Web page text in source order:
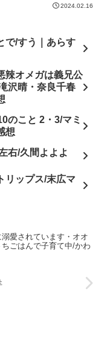
2024.02.16
で/すう｜あらす
辣オメガは義兄公
沢晴・奈良千春
のこと 2・3/マミ
想
右/久間よよよ
リップス/末広マ
愛されています・オオ
ごはんで子育て中/かわ